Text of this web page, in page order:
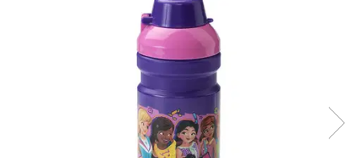
Kituri de siguranta pentru copii si
Deflectoare pentru aer